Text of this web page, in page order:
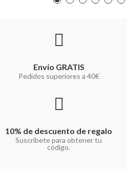
Envío GRATIS
Pedidos superiores a 40€
10% de descuento de regalo
Suscríbete para obtener tu
código.